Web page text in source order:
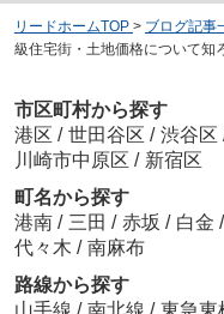
リードホームTOP > ブログ記事
級住宅街・土地価格について知
市区町村から探す
港区 / 世田谷区 / 渋谷区
川崎市中原区 / 新宿区
町名から探す
港南 / 三田 / 赤坂 / 白金 /
代々木 / 南麻布
路線から探す